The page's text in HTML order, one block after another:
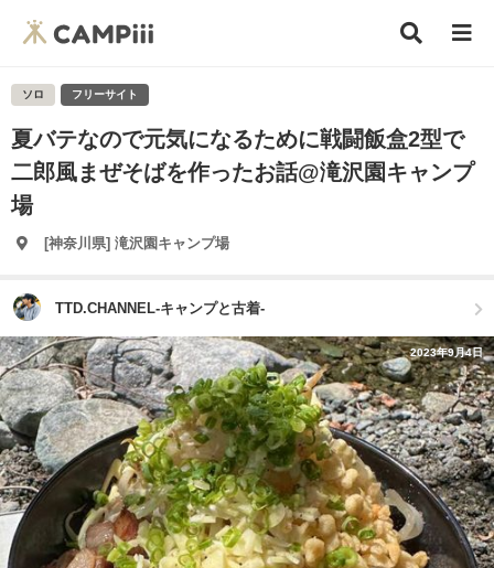
ソロ フリーサイト
夏バテなので元気になるために戦闘飯盒2型で
二郎風まぜそばを作ったお話@滝沢園キャンプ
場
[神奈川県] 滝沢園キャンプ場
TTD.CHANNEL-キャンプと古着-
2023年9月4日